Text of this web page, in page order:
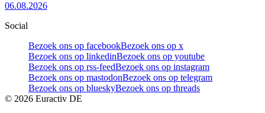
06.08.2026
Social
Bezoek ons op facebookBezoek ons op x
Bezoek ons op linkedinBezoek ons op youtube
Bezoek ons op rss-feedBezoek ons op instagram
Bezoek ons op mastodonBezoek ons op telegram
Bezoek ons op blueskyBezoek ons op threads
© 2026 Euractiv DE